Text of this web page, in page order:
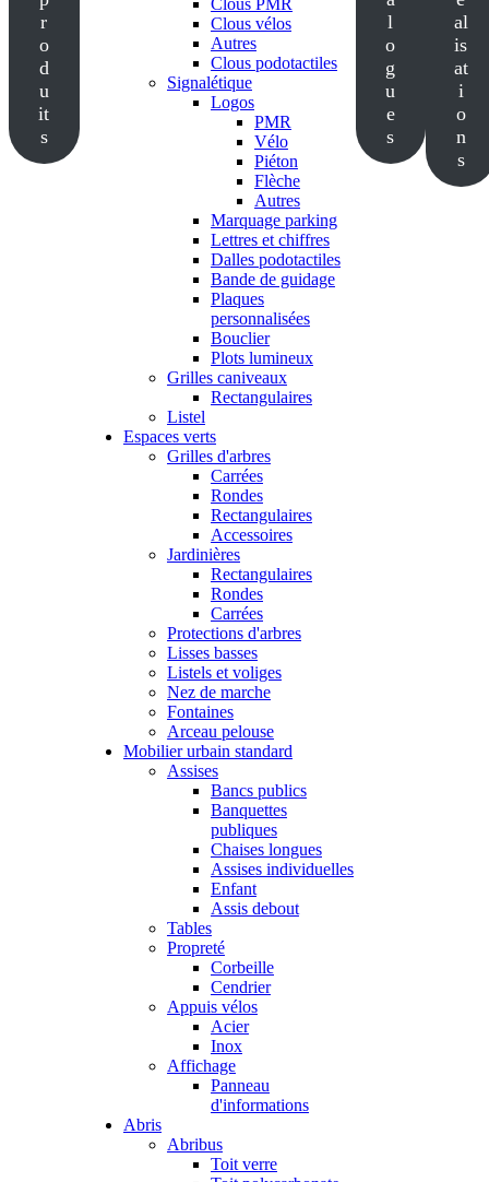
r
o
d
u
it
s
Clous PMR
Clous vélos
Autres
Clous podotactiles
Signalétique
Logos
PMR
Vélo
Piéton
Flèche
Autres
Marquage parking
Lettres et chiffres
Dalles podotactiles
Bande de guidage
Plaques
personnalisées
Bouclier
Plots lumineux
Grilles caniveaux
Rectangulaires
Listel
Espaces verts
Grilles d'arbres
Carrées
Rondes
Rectangulaires
Accessoires
Jardinières
Rectangulaires
Rondes
Carrées
Protections d'arbres
Lisses basses
Listels et voliges
Nez de marche
Fontaines
Arceau pelouse
Mobilier urbain standard
Assises
Bancs publics
Banquettes
publiques
Chaises longues
Assises individuelles
Enfant
Assis debout
Tables
Propreté
Corbeille
Cendrier
Appuis vélos
Acier
Inox
Affichage
Panneau
d'informations
Abris
Abribus
Toit verre
l
o
g
u
e
s
al
is
at
i
o
n
s